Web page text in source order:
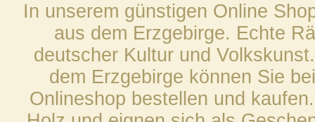
In unserem günstigen Online
aus dem Erzgebirge. Echte
deutscher Kultur und
dem Erzgebirge können Sie
Onlineshop bestellen und